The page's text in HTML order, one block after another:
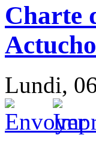
Charte
Lundi,